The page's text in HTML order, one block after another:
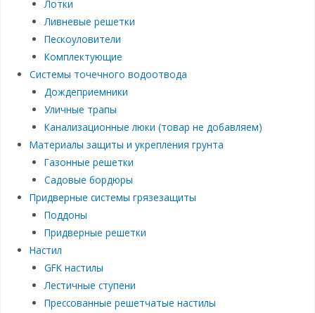
Лотки
Ливневые решетки
Пескоуловители
Комплектующие
Системы точечного водоотвода
Дождеприемники
Уличные трапы
Канализационные люки (товар не добавляем)
Материалы защиты и укрепления грунта
Газонные решетки
Садовые бордюры
Придверные системы грязезащиты
Поддоны
Придверные решетки
Настил
GFK настилы
Лестичные ступени
Прессованные решетчатые настилы